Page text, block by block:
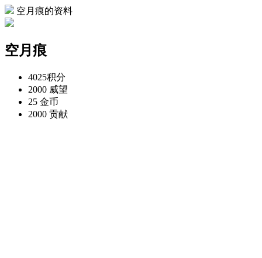
空月痕的资料
空月痕
4025积分
2000 威望
25 金币
2000 贡献